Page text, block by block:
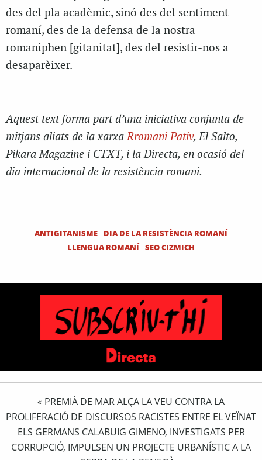
des del pla acadèmic, sinó des del sentiment
romaní, des de la defensa de la nostra
romaniphen [gitanitat], des del resistir-nos a
desaparèixer.
Aquest text forma part d’una iniciativa conjunta de
mitjans aliats de la xarxaRromani Pativ, El Salto,
Pikara Magazine i CTXT, i la Directa, en ocasió del
dia internacional de la resistència romani.
ANTIGITANISME
DIA DE LA RESISTÈNCIA ROMANÍ
LLENGUA ROMANÍ
SEO CIZMICH
« PREMIÀ DE MAR ALÇA LA VEU CONTRA LA
PROLIFERACIÓ DE DISCURSOS RACISTES ENTRE EL VEÏNAT
ELS GERMANS CALABUIG GIMENO, INVESTIGATS PER
CORRUPCIÓ, IMPULSEN UN PROJECTE URBANÍSTIC A LA